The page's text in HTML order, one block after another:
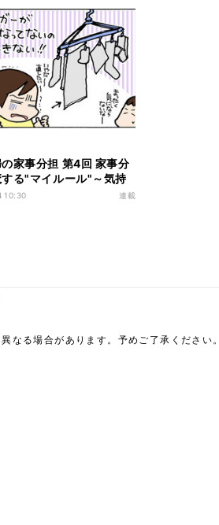
家事分担 第4回 家事分
る"マイルール"～気持
をするには～
10:30 連載
なる場合があります。予めご了承ください。